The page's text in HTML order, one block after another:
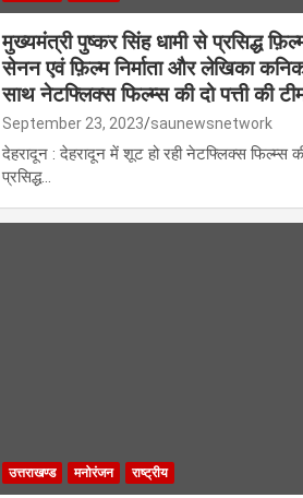
मुख्यमंत्री पुष्कर सिंह धामी से प्रसिद्ध
सेनन एवं फ़िल्म निर्माता और लेखिका
साथ नेटफ्लिक्स फिल्म्स की दो पत्ती की
September 23, 2023 saunewsnetwork
देहरादून : देहरादून में शूट हो रही नेटफ्लिक्स फिल्म्स की
प्रसिद्ध…
उत्तराखण्ड मनोरंजन राष्ट्रीय